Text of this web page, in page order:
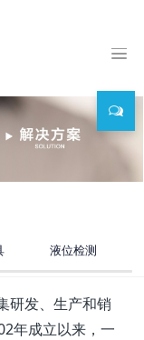
液位检测
研发、生产和销
年成立以来，一